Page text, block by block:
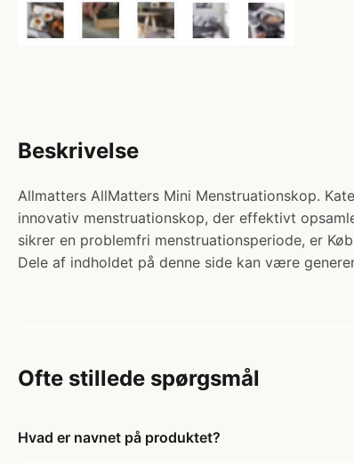
Beskrivelse
Allmatters AllMatters Mini Menstruationskop.
innovativ menstruationskop, der effektivt
sikrer en problemfri menstruationsperiode, er
Dele af indholdet på denne side kan være
Ofte stillede spørgsmål
Hvad er navnet på produktet?